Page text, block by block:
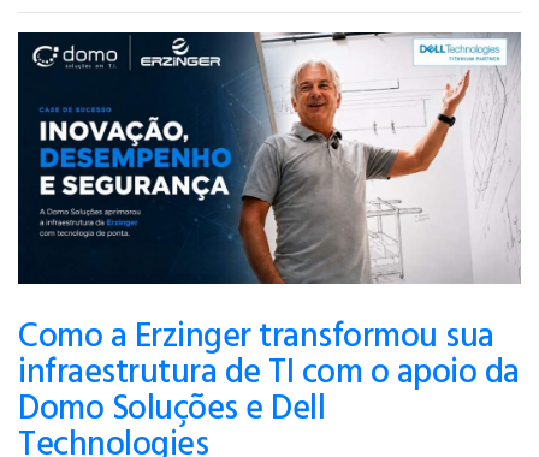
Como a Erzinger transformou sua
infraestrutura de TI com o apoio da
Domo Soluções e Dell
Technologies